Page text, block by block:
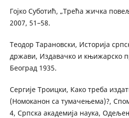
Гојко Суботић, „Трећа жичка
2007, 51–58.
Теодор Тарановски, Историја
држави, Издавачко и књижарско
Београд 1935.
Сергије Троицки, Како треба
(Номоканон са тумачењема)?,
4, Српска академија наука,